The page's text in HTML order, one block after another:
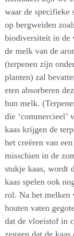
waar de specifieke
op bergweiden
biodiversiteit in de
de melk van de
(terpenen zijn
planten) zal
eten absorberen
hun melk.
die ‘commercieel’
kaas krijgen de
het creëren van
misschien in de
stukje kaas, wordt
kaas spelen ook
rol. Na het melken
houten vaten
dat de vloeistof in